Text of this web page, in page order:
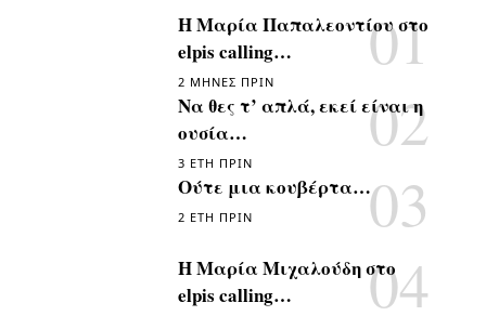
Η Μαρία Παπαλεοντίου στο
elpis calling…
2 ΜΉΝΕΣ ΠΡΙΝ
Να θες τ’ απλά, εκεί είναι η
ουσία…
3 ΈΤΗ ΠΡΙΝ
Ούτε μια κουβέρτα…
2 ΈΤΗ ΠΡΙΝ
Η Μαρία Μιχαλούδη στο
elpis calling…